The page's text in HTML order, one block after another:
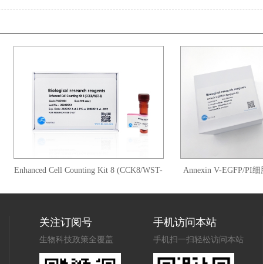
Enhanced Cell Counting Kit 8 (CCK8/WST-
8)
Annexin V-EGFP/PI细胞
关注订阅号
生物科技政策全覆盖
手机访问本站
手机扫一扫轻松访问本站